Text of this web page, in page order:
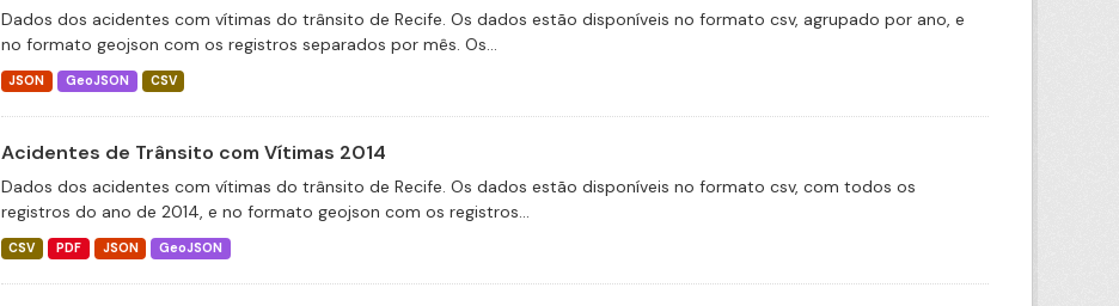
Dados dos acidentes com vítimas do trânsito de Recife. Os dados estão disponíveis no formato csv, agrupado por ano, e
no formato geojson com os registros separados por mês. Os...
JSON GeoJSON CSV
Acidentes de Trânsito com Vítimas 2014
Dados dos acidentes com vítimas do trânsito de Recife. Os dados estão disponíveis no formato csv, com todos os
registros do ano de 2014, e no formato geojson com os registros...
CSV PDF JSON GeoJSON